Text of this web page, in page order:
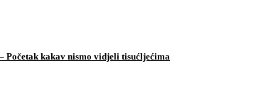
Početak kakav nismo vidjeli tisućljećima